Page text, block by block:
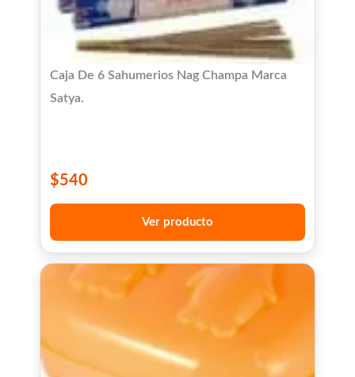
Caja De 6 Sahumerios Nag Champa Marca
Satya.
$540
Ver producto